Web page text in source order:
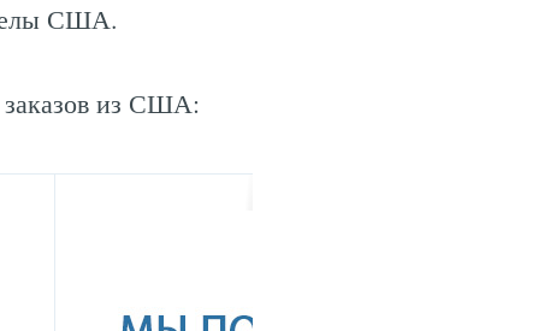
США.
заказов из США: